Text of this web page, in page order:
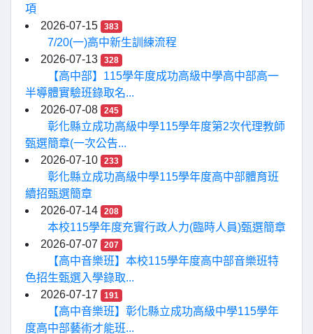
項
2026-07-15
383
7/20(一)高中新生訓練流程
2026-07-13
328
【高中部】115學年度成功高級中學高中部高一
半導體實驗班錄取名...
2026-07-08
245
彰化縣立成功高級中學115學年度第2次代理教師
甄選簡章(一次公告...
2026-07-10
233
彰化縣立成功高級中學115學年度高中部體育班
續招甄選簡章
2026-07-14
208
本校115學年度充實行政人力(臨時人員)甄選簡章
2026-07-07
207
【高中音樂班】本校115學年度高中部音樂班特
色招生甄選入學錄取...
2026-07-17
191
【高中音樂班】彰化縣立成功高級中學115學年
度高中部藝術才能班...